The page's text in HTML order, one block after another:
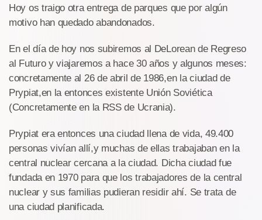
Hoy os traigo otra entrega de parques que por algún
motivo han quedado abandonados.
En el día de hoy nos subiremos al DeLorean de Regreso
al Futuro y viajaremos a hace 30 años y algunos meses:
concretamente al 26 de abril de 1986,en la ciudad de
Prypiat,en la entonces existente Unión Soviética
(Concretamente en la RSS de Ucrania).
Prypiat era entonces una ciudad llena de vida, 49.400
personas vivían allí,y muchas de ellas trabajaban en la
central nuclear cercana a la ciudad. Dicha ciudad fue
fundada en 1970 para que los trabajadores de la central
nuclear y sus familias pudieran residir ahí. Se trata de
una ciudad planificada.